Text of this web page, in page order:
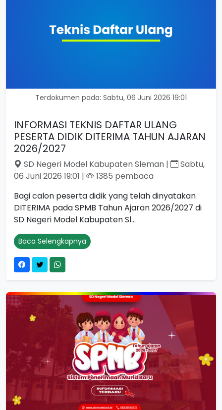
Terdokumen pada: Sabtu, 06 Juni 2026 19:01
INFORMASI TEKNIS DAFTAR ULANG
PESERTA DIDIK DITERIMA TAHUN AJARAN
2026/2027
SD Negeri Model Kabupaten Sleman |
Sabtu,
06 Juni 2026 19:01 |
1385 pembaca
Bagi calon peserta didik yang telah dinyatakan
DITERIMA pada SPMB Tahun Ajaran 2026/2027 di
SD Negeri Model Kabupaten Sl...
Baca Selengkapnya